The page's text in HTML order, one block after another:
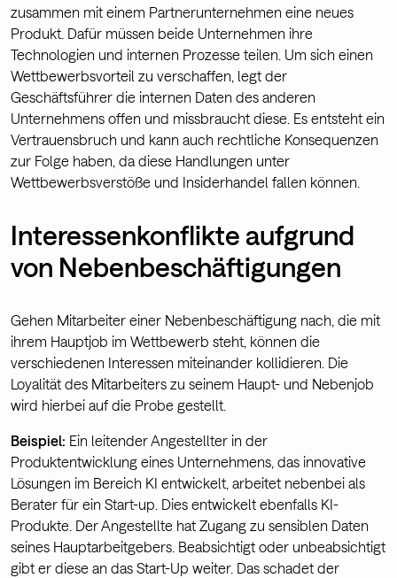
zusammen mit einem Partnerunternehmen eine neues
Produkt. Dafür müssen beide Unternehmen ihre
Technologien und internen Prozesse teilen. Um sich einen
Wettbewerbsvorteil zu verschaffen, legt der
Geschäftsführer die internen Daten des anderen
Unternehmens offen und missbraucht diese. Es entsteht ein
Vertrauensbruch und kann auch rechtliche Konsequenzen
zur Folge haben, da diese Handlungen unter
Wettbewerbsverstöße und Insiderhandel fallen können.
Interessenkonflikte aufgrund
von Nebenbeschäftigungen
Gehen Mitarbeiter einer Nebenbeschäftigung nach, die mit
ihrem Hauptjob im Wettbewerb steht, können die
verschiedenen Interessen miteinander kollidieren. Die
Loyalität des Mitarbeiters zu seinem Haupt- und Nebenjob
wird hierbei auf die Probe gestellt.
Beispiel: Ein leitender Angestellter in der
Produktentwicklung eines Unternehmens, das innovative
Lösungen im Bereich KI entwickelt, arbeitet nebenbei als
Berater für ein Start-up. Dies entwickelt ebenfalls KI-
Produkte. Der Angestellte hat Zugang zu sensiblen Daten
seines Hauptarbeitgebers. Beabsichtigt oder unbeabsichtigt
gibt er diese an das Start-Up weiter. Das schadet der